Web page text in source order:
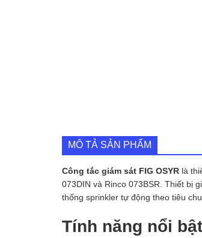
MÔ TẢ SẢN PHẨM
Công tắc giám sát FIG OSYR là
073DIN và Rinco 073BSR. Thiết bị
thống sprinkler tự động theo tiêu
Tính năng nổi